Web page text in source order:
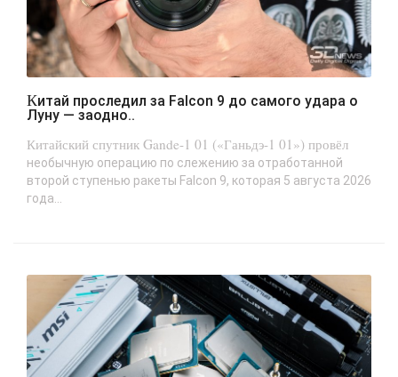
Китай проследил за Falcon 9 до самого удара о
Луну — заодно..
Китайский спутник Gande-1 01 («Ганьдэ-1 01») провёл
необычную операцию по слежению за отработанной
второй ступенью ракеты Falcon 9, которая 5 августа 2026
года...